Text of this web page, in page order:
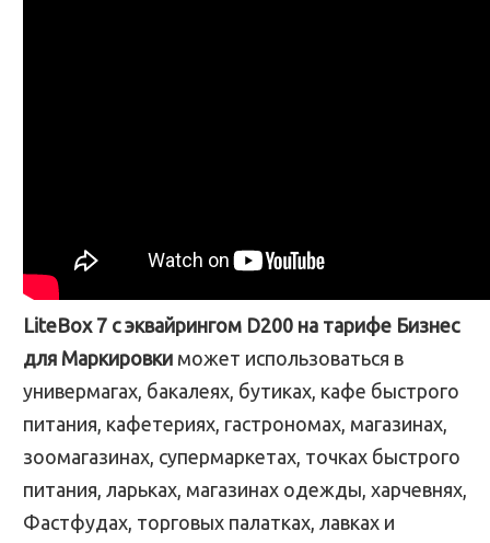
LiteBox 7 с эквайрингом D200 на тарифе Бизнес
для Маркировки может использоваться в
универмагах, бакалеях, бутиках, кафе быстрого
питания, кафетериях, гастрономах, магазинах,
зоомагазинах, супермаркетах, точках быстрого
питания, ларьках, магазинах одежды, харчевнях,
Фастфудах, торговых палатках, лавках и